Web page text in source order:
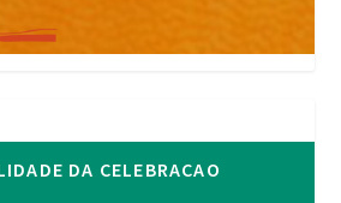
DA CELEBRACAO